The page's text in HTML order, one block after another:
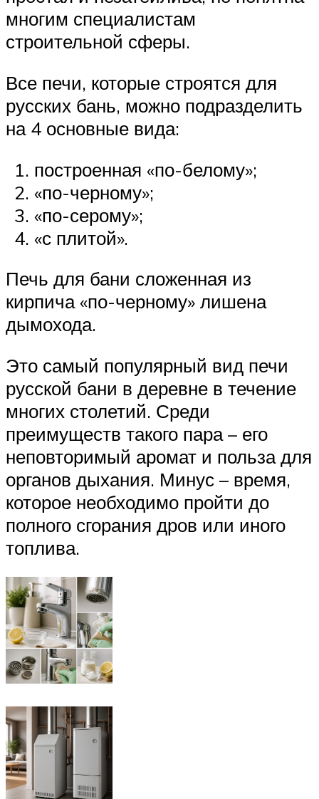
многим специалистам
строительной сферы.
Все печи, которые строятся для
русских бань, можно подразделить
на 4 основные вида:
построенная «по-белому»;
«по-черному»;
«по-серому»;
«с плитой».
Печь для бани сложенная из
кирпича «по-черному» лишена
дымохода.
Это самый популярный вид печи
русской бани в деревне в течение
многих столетий. Среди
преимуществ такого пара – его
неповторимый аромат и польза для
органов дыхания. Минус – время,
которое необходимо пройти до
полного сгорания дров или иного
топлива.